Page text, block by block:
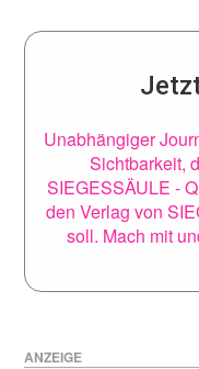
Unabhängiger
Sichtbarkeit,
SIEGESSÄULE -
den Verlag von
soll. Mach mit
ANZEIGE